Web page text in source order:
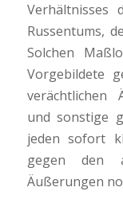
Verhältnisses
Russentums,
Solchen
Vorgebildete
verächtlichen
und sonstige
jeden sofort
gegen den
Äußerungen